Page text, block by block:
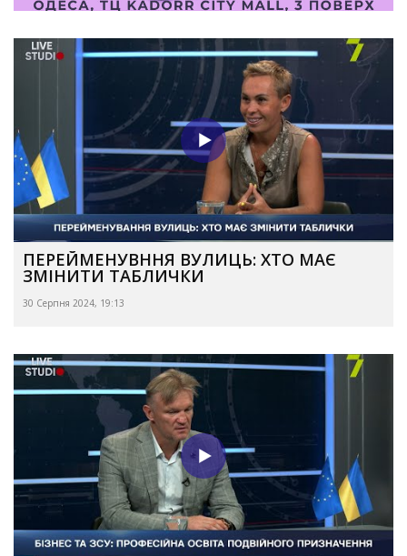
ПЕРЕЙМЕНУВННЯ ВУЛИЦЬ: ХТО МАЄ
ЗМІНИТИ ТАБЛИЧКИ
30 Серпня 2024, 19:13